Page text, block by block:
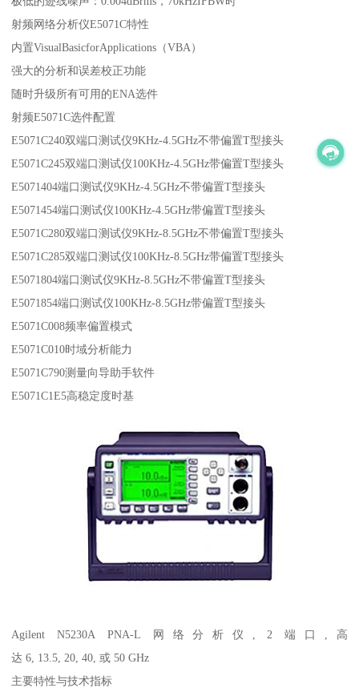
射频网络分析仪E5071C特性
内置VisualBasicforApplications（VBA）
强大的分析和误差校正功能
随时升级所有可用的ENA选件
射频E5071C选件配置
E5071C240双端口测试仪9KHz-4.5GHz不带偏置T型接头
E5071C245双端口测试仪100KHz-4.5GHz带偏置T型接头
E5071404端口测试仪9KHz-4.5GHz不带偏置T型接头
E5071454端口测试仪100KHz-4.5GHz带偏置T型接头
E5071C280双端口测试仪9KHz-8.5GHz不带偏置T型接头
E5071C285双端口测试仪100KHz-8.5GHz带偏置T型接头
E5071804端口测试仪9KHz-8.5GHz不带偏置T型接头
E5071854端口测试仪100KHz-8.5GHz带偏置T型接头
E5071C008频率偏置模式
E5071C010时域分析能力
E5071C790测量向导助手软件
E5071C1E5高稳定度时基
Agilent N5230A PNA-L 网络分析仪, 2 端口,高
达 6, 13.5, 20, 40, 或 50 GHz
主要特性与技术指标